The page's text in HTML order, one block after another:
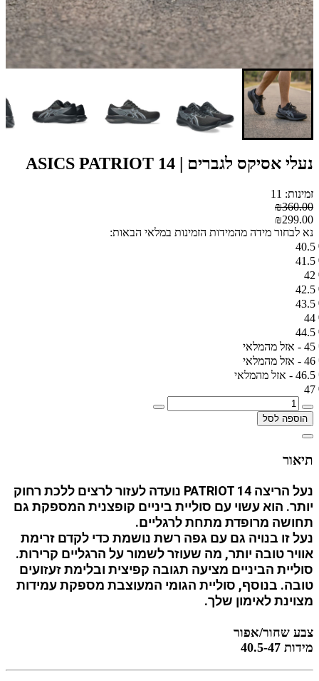
נעלי אסיקס לגברים | ASICS PATRIOT 14
זמינות: 11
₪360.00
₪299.00
נא לבחור מידה מהמידות הזמינות במלאי הבאות:
40.5
41.5
42
42.5
43.5
44
44.5
45 - אזל מהמלאי
46 - אזל מהמלאי
46.5 - אזל מהמלאי
47
הוספה לסל
תיאור
נעל הריצה PATRIOT 14 נועדה לעזור לרצים ללכת רחוק
יותר. הוא עשוי עם סוליית ביניים קופצנית המספקת גם
תחושה מרופדת מתחת לרגליים.
נעל זו בנויה גם עם גפה רשת נושמת כדי לקדם זרימת
אוויר טובה יותר, מה שעוזר לשמור על הרגליים קרירות.
סוליית הביניים מציעה תגובה קפיצית ובלימת זעזועים
טובה. בנוסף, סוליית הגומי המעוצבת מספקת עמידות
מצוינת לאימון שלך.
צבע שחור/אפור
מידות 40.5-47